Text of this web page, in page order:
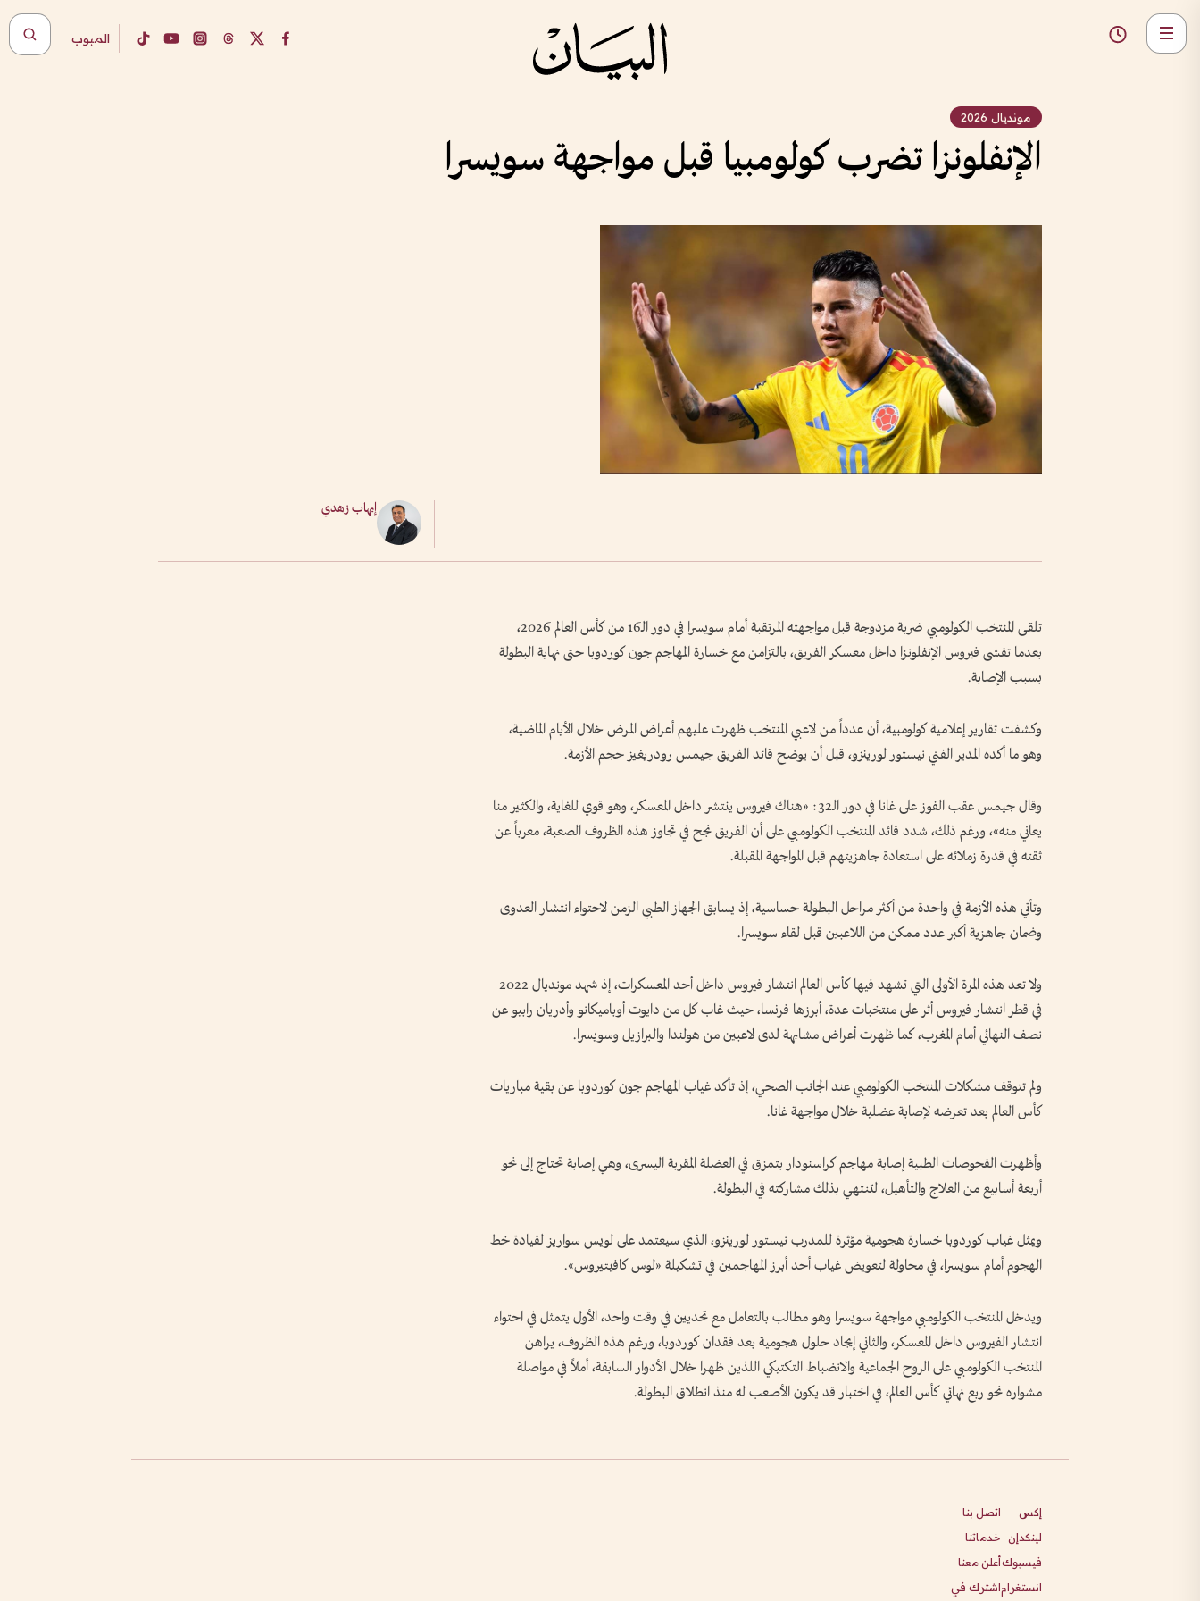
المبوب
مونديال 2026
الإنفلونزا تضرب كولومبيا قبل مواجهة سويسرا
إيهاب زهدي
تلقى المنتخب الكولومبي ضربة مزدوجة قبل مواجهته المرتقبة أمام سويسرا في دور الـ16 من كأس العالم 2026،
بعدما تفشى فيروس الإنفلونزا داخل معسكر الفريق، بالتزامن مع خسارة المهاجم جون كوردوبا حتى نهاية البطولة
بسبب الإصابة.
وكشفت تقارير إعلامية كولومبية، أن عدداً من لاعبي المنتخب ظهرت عليهم أعراض المرض خلال الأيام الماضية،
وهو ما أكده المدير الفني نيستور لورينزو، قبل أن يوضح قائد الفريق جيمس رودريغيز حجم الأزمة.
وقال جيمس عقب الفوز على غانا في دور الـ32: «هناك فيروس ينتشر داخل المعسكر، وهو قوي للغاية، والكثير منا
يعاني منه»، ورغم ذلك، شدد قائد المنتخب الكولومبي على أن الفريق نجح في تجاوز هذه الظروف الصعبة، معرباً عن
ثقته في قدرة زملائه على استعادة جاهزيتهم قبل المواجهة المقبلة.
وتأتي هذه الأزمة في واحدة من أكثر مراحل البطولة حساسية، إذ يسابق الجهاز الطبي الزمن لاحتواء انتشار العدوى
وضمان جاهزية أكبر عدد ممكن من اللاعبين قبل لقاء سويسرا.
ولا تعد هذه المرة الأولى التي تشهد فيها كأس العالم انتشار فيروس داخل أحد المعسكرات، إذ شهد مونديال 2022
في قطر انتشار فيروس أثر على منتخبات عدة، أبرزها فرنسا، حيث غاب كل من دايوت أوباميكانو وأدريان رابيو عن
نصف النهائي أمام المغرب، كما ظهرت أعراض مشابهة لدى لاعبين من هولندا والبرازيل وسويسرا.
ولم تتوقف مشكلات المنتخب الكولومبي عند الجانب الصحي، إذ تأكد غياب المهاجم جون كوردوبا عن بقية مباريات
كأس العالم بعد تعرضه لإصابة عضلية خلال مواجهة غانا.
وأظهرت الفحوصات الطبية إصابة مهاجم كراسنودار بتمزق في العضلة المقربة اليسرى، وهي إصابة تحتاج إلى نحو
أربعة أسابيع من العلاج والتأهيل، لتنتهي بذلك مشاركته في البطولة.
ويمثل غياب كوردوبا خسارة هجومية مؤثرة للمدرب نيستور لورينزو، الذي سيعتمد على لويس سواريز لقيادة خط
الهجوم أمام سويسرا، في محاولة لتعويض غياب أحد أبرز المهاجمين في تشكيلة «لوس كافيتيروس».
ويدخل المنتخب الكولومبي مواجهة سويسرا وهو مطالب بالتعامل مع تحديين في وقت واحد، الأول يتمثل في احتواء
انتشار الفيروس داخل المعسكر، والثاني إيجاد حلول هجومية بعد فقدان كوردوبا، ورغم هذه الظروف، يراهن
المنتخب الكولومبي على الروح الجماعية والانضباط التكتيكي اللذين ظهرا خلال الأدوار السابقة، أملاً في مواصلة
مشواره نحو ربع نهائي كأس العالم، في اختبار قد يكون الأصعب له منذ انطلاق البطولة.
إكس
لينكدإن
فيسبوك
انستغرام
اتصل بنا
خدماتنا
أعلن معنا
اشترك في